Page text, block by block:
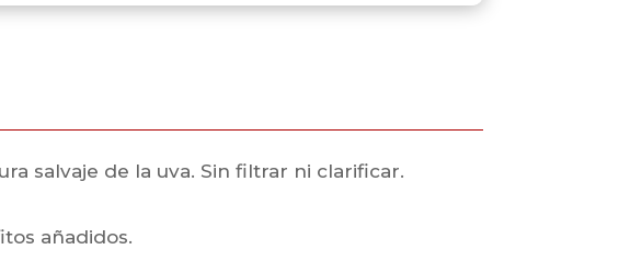
salvaje de la uva. Sin filtrar ni clarificar.
añadidos.